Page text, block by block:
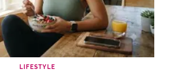
LIFESTYLE